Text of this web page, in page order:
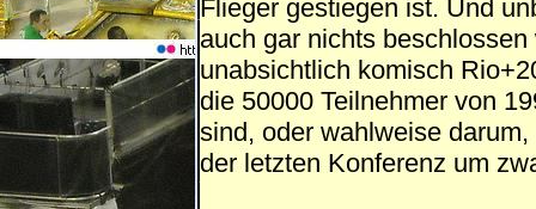
Flieger gestiegen ist. Und
auch gar nichts
unabsichtlich komisch
die 50000 Teilnehmer von
sind, oder wahlweise
der letzten Konferenz um